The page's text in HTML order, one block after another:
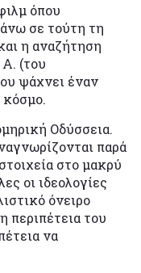
όπου
σε τούτη τη
η αναζήτηση
Α. (του
ψάχνει έναν
κόσμο.
Oδύσσεια.
παρά
στο μακρύ
οι ιδεολογίες
όνειρο
περιπέτεια του
να